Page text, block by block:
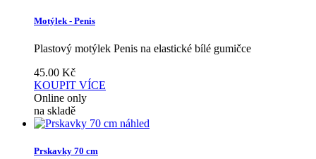
Motýlek - Penis
Plastový motýlek Penis na elastické bílé gumičce
45.00 Kč
KOUPIT VÍCE
Online only
na skladě
náhled
Prskavky 70 cm